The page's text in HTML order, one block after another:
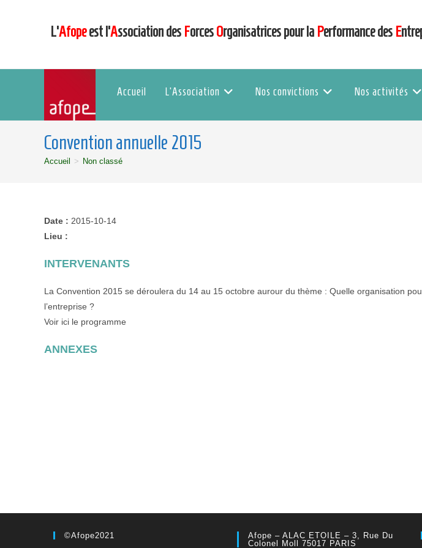
L’Afopeest l’Association des ForcesOrganisatrices pour la Performance des E
Accueil L’Association Nos convictions Nos activités
Convention annuelle 2015
Accueil > Non classé
Date : 2015-10-14
Lieu :
INTERVENANTS
La Convention 2015 se déroulera du 14 au 15 octobre aurour du thème : Quelle organisation
l’entreprise ?
Voir ici le programme
ANNEXES
©Afope2021
Afope – ALAC ETOILE – 3, Rue Du
Colonel Moll 75017 PARIS